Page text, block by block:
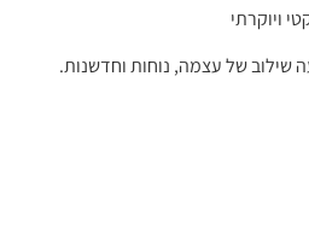
ויוקרתי
שילוב של עצמה, נוחות וחדשנות.